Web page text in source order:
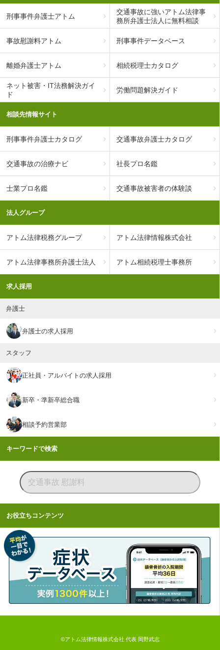
刑事事件弁護士アトム
交通事故に強いアトム法律事
務所弁護士法人に無料相談
事故慰謝料アトム 刑事事件データベース
離婚弁護士アトム 相続税理士カタログ
ネット被害・IT法務解決ガイ
ド
労働問題解決ガイド
相談先情報サイト
刑事事件弁護士カタログ 交通事故弁護士カタログ
交通事故の治療ナビ 社長プロ名鑑
士業プロ名鑑 交通事故被害者の体験談
法人グループ
アトム法律税務グループ アトム法律情報株式会社
アトム法律事務所弁護士法人 アトム相続税理士事務所
求人採用
弁護士
弁護士の求人採用
スタッフ
正社員・アルバイトの求人採用
新卒・準新卒総合職
相談予約営業部
キーワードで検索
お役立ちコンテンツ
©アトム法律情報株式会社 代表 岡野武志